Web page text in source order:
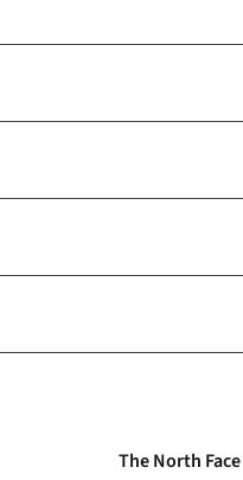
The North Face